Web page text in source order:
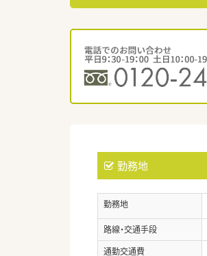
勤務地
勤務地
路線・交通手段
通勤交通費